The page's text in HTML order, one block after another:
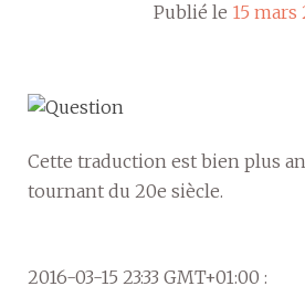
Publié le 15 mars
Cette traduction est bien plus
tournant du 20e siècle.
2016-03-15 23:33 GMT+01:00 :